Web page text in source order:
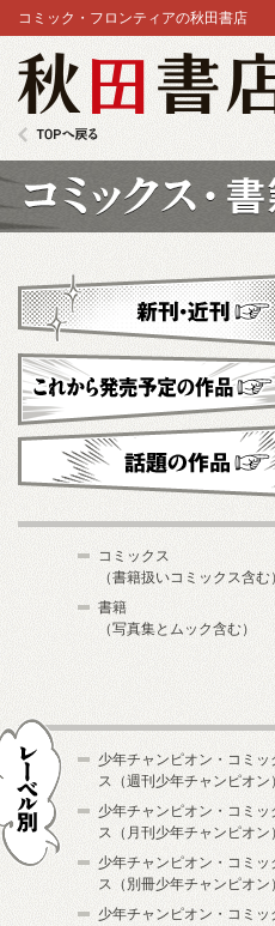
コミック・フロンティアの秋田書店
新刊・近刊
これから発売予定
コミックス
（書籍扱いコミックス含む）
書籍
（写真集とムック含む）
少年チャンピオン・コミッ
ス（週刊少年チャンピオン）
少年チャンピオン・コミッ
ス（月刊少年チャンピオン）
少年チャンピオン・コミッ
ス（別冊少年チャンピオン）
少年チャンピオン・コミッ